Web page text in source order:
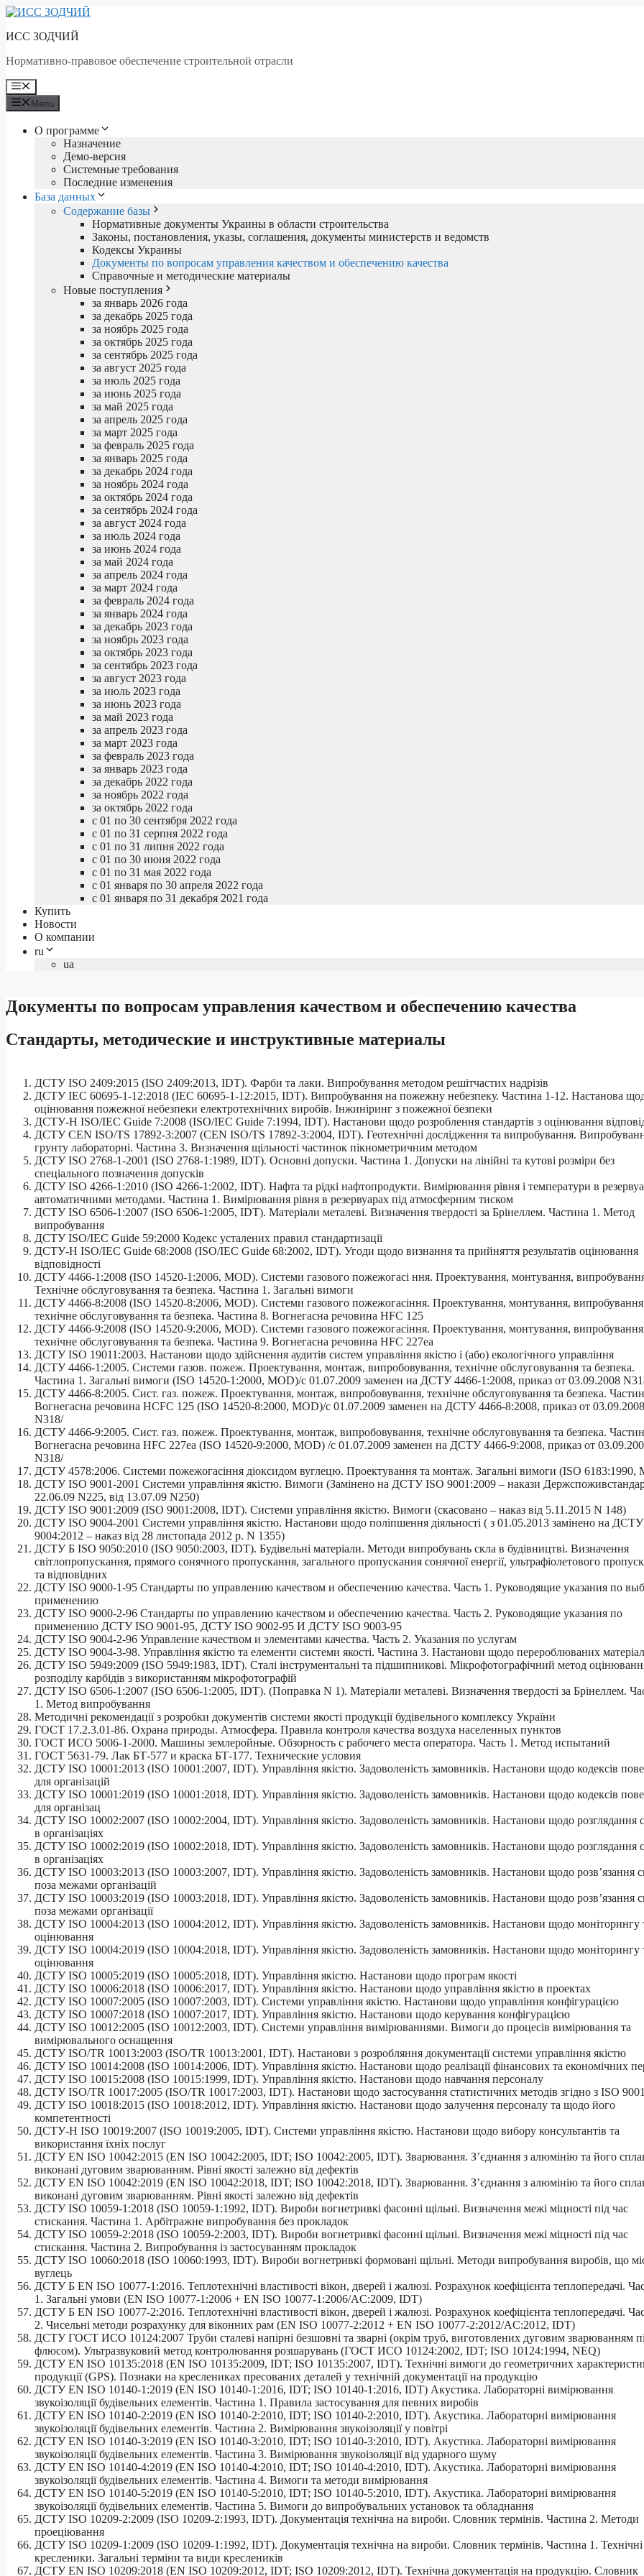
Skip
content
ИСС ЗОДЧИЙ
Нормативно-правовое обеспечение строительной отрасли
Menu
Menu
О программе
Назначение
Демо-версия
Системные требования
Последние изменения
База данных
Содержание базы
Нормативные документы Украины в области строительства
Законы, постановления, указы, соглашения, документы министерств и ведомств
Кодексы Украины
Документы по вопросам управления качеством и обеспечению качества
Справочные и методические материалы
Новые поступления
за январь 2026 года
за декабрь 2025 года
за ноябрь 2025 года
за октябрь 2025 года
за сентябрь 2025 года
за август 2025 года
за июль 2025 года
за июнь 2025 года
за май 2025 года
за апрель 2025 года
за март 2025 года
за февраль 2025 года
за январь 2025 года
за декабрь 2024 года
за ноябрь 2024 года
за октябрь 2024 года
за сентябрь 2024 года
за август 2024 года
за июль 2024 года
за июнь 2024 года
за май 2024 года
за апрель 2024 года
за март 2024 года
за февраль 2024 года
за январь 2024 года
за декабрь 2023 года
за ноябрь 2023 года
за октябрь 2023 года
за сентябрь 2023 года
за август 2023 года
за июль 2023 года
за июнь 2023 года
за май 2023 года
за апрель 2023 года
за март 2023 года
за февраль 2023 года
за январь 2023 года
за декабрь 2022 года
за ноябрь 2022 года
за октябрь 2022 года
с 01 по 30 сентября 2022 года
с 01 по 31 серпня 2022 года
с 01 по 31 липня 2022 года
с 01 по 30 июня 2022 года
с 01 по 31 мая 2022 года
с 01 января по 30 апреля 2022 года
с 01 января по 31 декабря 2021 года
Купить
Новости
О компании
ru
ua
Документы по вопросам управления качеством и обеспечению качества
Стандарты, методические и инструктивные материалы
ДСТУ ISO 2409:2015 (ІSO 2409:2013, ІDT). Фарби та лаки. Випробування методом решітчастих надрізів
ДСТУ IEC 60695-1-12:2018 (IEC 60695-1-12:2015, IDT). Випробування на пожежну небезпеку. Частина 1-12. Настанова
оцінювання пожежної небезпеки електротехнічних виробів. Інжиніринг з пожежної безпеки
ДСТУ-Н ISO/IEC Guide 7:2008 (ISO/IEC Guide 7:1994, IDT). Настанови щодо розроблення стандартів з оцінювання
ДСТУ CEN ISO/TS 17892-3:2007 (CEN ІSO/TS 17892-3:2004, ІDT). Геотехнічні дослідження та випробування.
грунту лабораторні. Частина 3. Визначення щільності частинок пікнометричним методом
ДСТУ ISO 2768-1-2001 (ІSO 2768-1:1989, ІDT). Основні допуски. Частина 1. Допуски на лінійні та кутові розміри без
спеціального позначення допусків
ДСТУ ISO 4266-1:2010 (ІSO 4266-1:2002, ІDT). Нафта та рідкі нафтопродукти. Вимірювання рівня і температури в
автоматичними методами. Частина 1. Вимірювання рівня в резервуарах під атмосферним тиском
ДСТУ ISO 6506-1:2007 (ІSO 6506-1:2005, ІDT). Матеріали металеві. Визначення твердості за Брінеллем. Частина 1. Метод
випробування
ДСТУ ISO/IEC Guide 59:2000 Кодекс усталених правил стандартизації
ДСТУ-Н ISO/IEC Guide 68:2008 (ІSO/ІEC Guіde 68:2002, ІDT). Угоди щодо визнання та прийняття результатів оцінювання
відповідності
ДСТУ 4466-1:2008 (ISO 14520-1:2006, MOD). Системи газового пожежогасі ння. Проектування, монтування,
Технічне обслуговування та безпека. Частина 1. Загальні вимоги
ДСТУ 4466-8:2008 (ISO 14520-8:2006, MOD). Системи газового пожежогасіння. Проектування, монтування,
технічне обслуговування та безпека. Частина 8. Вогнегасна речовина HFC 125
ДСТУ 4466-9:2008 (ISO 14520-9:2006, MOD). Системи газового пожежогасіння. Проектування, монтування,
технічне обслуговування та безпека. Частина 9. Вогнегасна речовина HFC 227ea
ДСТУ ISO 19011:2003. Настанови щодо здійснення аудитів систем управління якістю і (або) екологічного управління
ДСТУ 4466-1:2005. Системи газов. пожеж. Проектування, монтаж, випробовування, технічне обслуговування та безпека.
Частина 1. Загальні вимоги (ISO 14520-1:2000, MOD)/с 01.07.2009 заменен на ДСТУ 4466-1:2008, приказ от 03.09.2008
ДСТУ 4466-8:2005. Сист. газ. пожеж. Проектування, монтаж, випробовування, технічне обслуговування та безпека.
Вогнегасна речовина HCFC 125 (ISO 14520-8:2000, MOD)/с 01.07.2009 заменен на ДСТУ 4466-8:2008, приказ от 03.09.2008
N318/
ДСТУ 4466-9:2005. Сист. газ. пожеж. Проектування, монтаж, випробовування, технічне обслуговування та безпека.
Вогнегасна речовина HFC 227еа (ISO 14520-9:2000, MOD) /с 01.07.2009 заменен на ДСТУ 4466-9:2008, приказ от
N318/
ДСТУ 4578:2006. Системи пожежогасіння діоксидом вуглецю. Проектування та монтаж. Загальні вимоги (ISO 6183:1990,
ДСТУ ISO 9001-2001 Системи управління якістю. Вимоги (Замінено на ДСТУ ISO 9001:2009 – накази
22.06.09 N225, від 13.07.09 N250)
ДСТУ ISO 9001:2009 (ISO 9001:2008, IDT). Системи управління якістю. Вимоги (скасовано – наказ від 5.11.2015 N 148)
ДСТУ ISO 9004-2001 Системи управління якістю. Настанови щодо поліпшення діяльності ( з 01.05.2013 замінено на
9004:2012 – наказ від 28 листопада 2012 р. N 1355)
ДСТУ Б ISO 9050:2010 (ISO 9050:2003, IDT). Будівельні матеріали. Методи випробувань скла в будівництві. Визначення
світлопропускання, прямого сонячного пропускання, загального пропускання сонячної енергії, ультрафіолетового
та відповідних
ДСТУ ISO 9000-1-95 Стандарты по управлению качеством и обеспечению качества. Часть 1. Руководящие указания по
применению
ДСТУ ISO 9000-2-96 Стандарты по управлению качеством и обеспечению качества. Часть 2. Руководящие указания по
применению ДСТУ ISO 9001-95, ДСТУ ISO 9002-95 И ДСТУ ISO 9003-95
ДСТУ ISO 9004-2-96 Управление качеством и элементами качества. Часть 2. Указания по услугам
ДСТУ ISO 9004-3-98. Управління якістю та елементи системи якості. Частина 3. Настанови щодо перероблюваних
ДСТУ ISO 5949:2009 (ІSO 5949:1983, ІDT). Сталі інструментальні та підшипникові. Мікрофотографічний метод
розподілу карбідів з використанням мікрофотографій
ДСТУ ISO 6506-1:2007 (ІSO 6506-1:2005, ІDT). (Поправка N 1). Матеріали металеві. Визначення твердості за Брінеллем.
1. Метод випробування
Методичні рекомендації з розробки документів системи якості продукції будівельного комплексу України
ГОСТ 17.2.3.01-86. Охрана природы. Атмосфера. Правила контроля качества воздуха населенных пунктов
ГОСТ ИСО 5006-1-2000. Машины землеройные. Обзорность с рабочего места оператора. Часть 1. Метод испытаний
ГОСТ 5631-79. Лак БТ-577 и краска БТ-177. Технические условия
ДСТУ ISO 10001:2013 (ISO 10001:2007, IDT). Управління якістю. Задоволеність замовників. Настанови щодо кодексів
для організацій
ДСТУ ISO 10001:2019 (ISO 10001:2018, IDT). Управління якістю. Задоволеність замовників. Настанови щодо кодексів
для організац
ДСТУ ISO 10002:2007 (ISO 10002:2004, IDT). Управління якістю. Задоволеність замовників. Настанови щодо розглядання
в організаціях
ДСТУ ISO 10002:2019 (ISO 10002:2018, IDT). Управління якістю. Задоволеність замовників. Настанови щодо розглядання
в організаціях
ДСТУ ISO 10003:2013 (ISO 10003:2007, IDT). Управління якістю. Задоволеність замовників. Настанови щодо розв’язання
поза межами організацій
ДСТУ ISO 10003:2019 (ISO 10003:2018, IDT). Управління якістю. Задоволеність замовників. Настанови щодо розв’язання
поза межами організації
ДСТУ ISO 10004:2013 (ІSO 10004:2012, ІDT). Управління якістю. Задоволеність замовників. Настанови щодо моніторингу
оцінювання
ДСТУ ISO 10004:2019 (ISO 10004:2018, IDT). Управління якістю. Задоволеність замовників. Настанови щодо моніторингу
оцінювання
ДСТУ ISO 10005:2019 (ISO 10005:2018, IDT). Управління якістю. Настанови щодо програм якості
ДСТУ ISO 10006:2018 (ISO 10006:2017, IDT). Управління якістю. Настанови щодо управління якістю в проектах
ДСТУ ISO 10007:2005 (ІSO 10007:2003, ІDT). Системи управління якістю. Настанови щодо управління конфігурацією
ДСТУ ISO 10007:2018 (ISO 10007:2017, IDT). Управління якістю. Настанови щодо керування конфігурацією
ДСТУ ISO 10012:2005 (ІSO 10012:2003, ІDT). Системи управління вимірюваннями. Вимоги до процесів вимірювання та
вимірювального оснащення
ДСТУ ISO/TR 10013:2003 (ІSO/TR 10013:2001, ІDT). Настанови з розробляння документації системи управління якістю
ДСТУ ISO 10014:2008 (ІSO 10014:2006, ІDT). Управління якістю. Настанови щодо реалізації фінансових та економічних
ДСТУ ISO 10015:2008 (ІSO 10015:1999, ІDT). Управління якістю. Настанови щодо навчання персоналу
ДСТУ ISO/TR 10017:2005 (ІSO/TR 10017:2003, ІDT). Настанови щодо застосування статистичних методів згідно з ІSO
ДСТУ ISO 10018:2015 (ІSO 10018:2012, ІDT). Управління якістю. Настанови щодо залучення персоналу та щодо його
компетентності
ДСТУ-Н ISO 10019:2007 (ISO 10019:2005, IDT). Системи управління якістю. Настанови щодо вибору консультантів та
використання їхніх послуг
ДСТУ EN ISO 10042:2015 (EN ISO 10042:2005, IDT; ISO 10042:2005, IDT). Зварювання. З’єднання з алюмінію та його
виконані дуговим зварюванням. Рівні якості залежно від дефектів
ДСТУ EN ISO 10042:2019 (EN ISO 10042:2018, IDT; ISO 10042:2018, IDT). Зварювання. З’єднання з алюмінію та його
виконані дуговим зварюванням. Рівні якості залежно від дефектів
ДСТУ ISO 10059-1:2018 (ISO 10059-1:1992, IDT). Вироби вогнетривкі фасонні щільні. Визначення межі міцності під час
стискання. Частина 1. Арбітражне випробування без прокладок
ДСТУ ISO 10059-2:2018 (ISO 10059-2:2003, IDT). Вироби вогнетривкі фасонні щільні. Визначення межі міцності під час
стискання. Частина 2. Випробування із застосуванням прокладок
ДСТУ ISO 10060:2018 (ISO 10060:1993, IDT). Вироби вогнетривкі формовані щільні. Методи випробування виробів, що
вуглець
ДСТУ Б EN ISO 10077-1:2016. Теплотехнічні властивості вікон, дверей і жалюзі. Розрахунок коефіцієнта теплопередачі.
1. Загальні умови (EN ІSO 10077-1:2006 + EN ІSO 10077-1:2006/AC:2009, ІDT)
ДСТУ Б EN ISO 10077-2:2016. Теплотехнічні властивості вікон, дверей і жалюзі. Розрахунок коефіцієнта теплопередачі.
2. Чисельні методи розрахунку для віконних рам (EN ІSO 10077-2:2012 + EN ІSO 10077-2:2012/AC:2012, ІDT)
ДСТУ ГОСТ ИСО 10124:2007 Труби сталеві напірні безшовні та зварні (окрім труб, виготовлених дуговим зварюванням
флюсом). Ультразвуковий метод контролювання розшарувань (ГОСТ ИСО 10124:2002, ІDT; ІSO 10124:1994, NEQ)
ДСТУ EN ISO 10135:2018 (EN ISO 10135:2009, IDT; ISO 10135:2007, IDT). Технічні вимоги до геометричних
продукції (GPS). Познаки на креслениках пресованих деталей у технічній документації на продукцію
ДСТУ EN ISO 10140-1:2019 (EN ISO 10140-1:2016, IDT; ISO 10140-1:2016, IDT) Акустика. Лабораторні вимірювання
звукоізоляції будівельних елементів. Частина 1. Правила застосування для певних виробів
ДСТУ EN ISO 10140-2:2019 (EN ISO 10140-2:2010, IDT; ISO 10140-2:2010, IDT). Акустика. Лабораторні вимірювання
звукоізоляції будівельних елементів. Частина 2. Вимірювання звукоізоляції у повітрі
ДСТУ EN ISO 10140-3:2019 (EN ISO 10140-3:2010, IDT; ISO 10140-3:2010, IDT). Акустика. Лабораторні вимірювання
звукоізоляції будівельних елементів. Частина 3. Вимірювання звукоізоляції від ударного шуму
ДСТУ EN ISO 10140-4:2019 (EN ISO 10140-4:2010, IDT; ISO 10140-4:2010, IDT). Акустика. Лабораторні вимірювання
звукоізоляції будівельних елементів. Частина 4. Вимоги та методи вимірювання
ДСТУ EN ISO 10140-5:2019 (EN ISO 10140-5:2010, IDT; ISO 10140-5:2010, IDT). Акустика. Лабораторні вимірювання
звукоізоляції будівельних елементів. Частина 5. Вимоги до випробувальних установок та обладнання
ДСТУ ISO 10209-2:2009 (ІSO 10209-2:1993, ІDT). Документація технічна на вироби. Словник термінів. Частина 2. Методи
проеціювання
ДСТУ ISO 10209-1:2009 (ІSO 10209-1:1992, ІDT). Документація технічна на вироби. Словник термінів. Частина 1. Технічні
кресленики. Загальні терміни та види креслеників
ДСТУ EN ISO 10209:2018 (EN ISO 10209:2012, IDT; ISO 10209:2012, IDT). Технічна документація на продукцію. Словник